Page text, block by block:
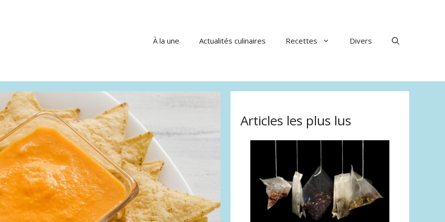
À la une Actualités culinaires Recettes Divers
Articles les plus lus